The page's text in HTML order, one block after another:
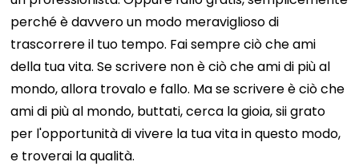
perché è davvero un modo meraviglioso di
trascorrere il tuo tempo. Fai sempre ciò che ami
della tua vita. Se scrivere non è ciò che ami di più al
mondo, allora trovalo e fallo. Ma se scrivere è ciò che
ami di più al mondo, buttati, cerca la gioia, sii grato
per l'opportunità di vivere la tua vita in questo modo,
e troverai la qualità.